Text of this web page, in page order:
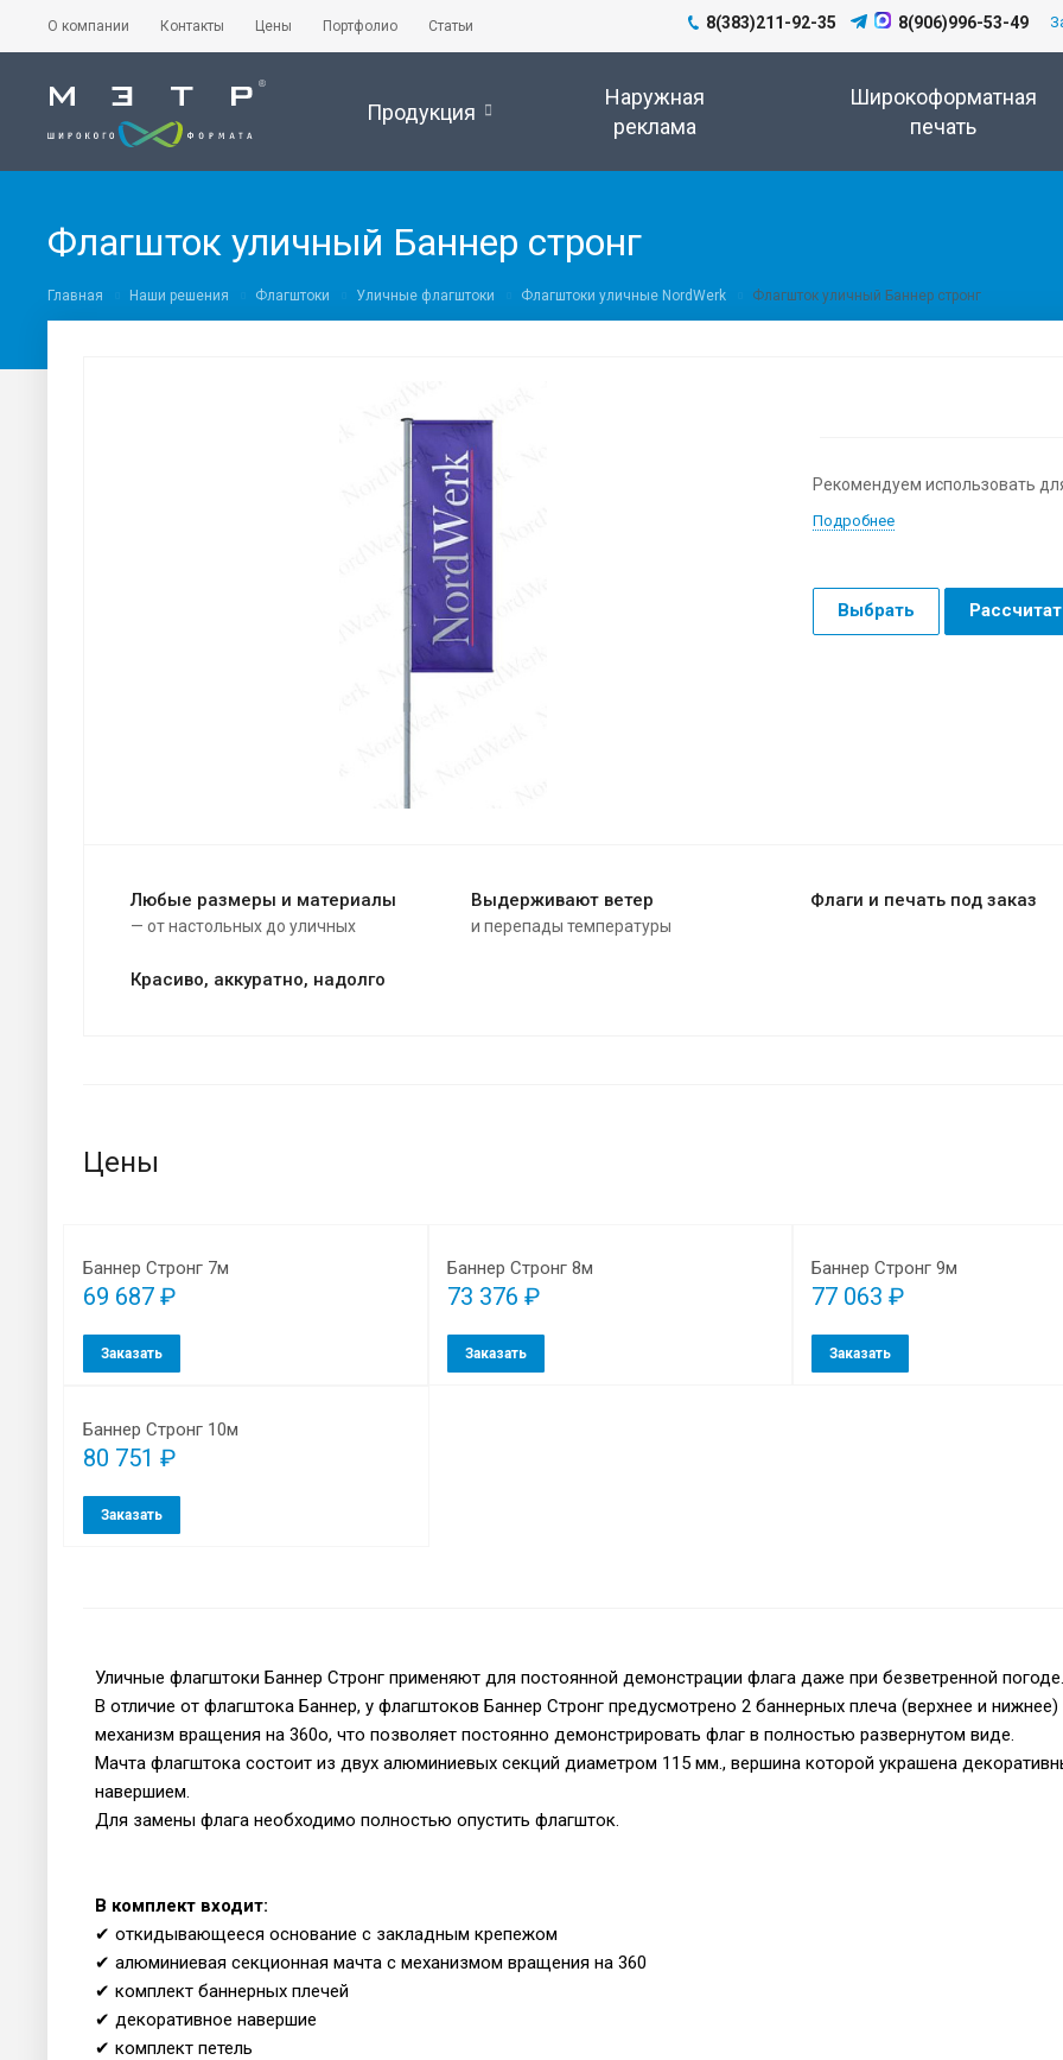
О компании Контакты Цены Портфолио Статьи 8(383)211-92-35 8(906)996-53-49
Продукция
Наружная
реклама
Широкоформатная
печать
Флагшток уличный Баннер стронг
Главная Наши решения Флагштоки Уличные флагштоки Флагштоки уличные NordWerk Флагшток уличный Баннер стронг
Рекомендуем использовать
Подробнее
Выбрать
Любые размеры и материалы
— от настольных до уличных
Выдерживают ветер
и перепады температуры
Флаги и печать под заказ
Красиво, аккуратно, надолго
Цены
Баннер Стронг 7м
69 687 ₽
Заказать
Баннер Стронг 8м
73 376 ₽
Заказать
Баннер Стронг 9м
77 063 ₽
Заказать
Баннер Стронг 10м
80 751 ₽
Заказать
Уличные флагштоки Баннер Стронг применяют для постоянной демонстрации флага даже при безветренной погоде.
В отличие от флагштока Баннер, у флагштоков Баннер Стронг предусмотрено 2 баннерных плеча (верхнее и нижнее)
механизм вращения на 360о, что позволяет постоянно демонстрировать флаг в полностью развернутом виде.
Мачта флагштока состоит из двух алюминиевых секций диаметром 115 мм., вершина которой украшена
навершием.
Для замены флага необходимо полностью опустить флагшток.
В комплект входит:
✔ откидывающееся основание с закладным крепежом
✔ алюминиевая секционная мачта с механизмом вращения на 360
✔ комплект баннерных плечей
✔ декоративное навершие
✔ комплект петель